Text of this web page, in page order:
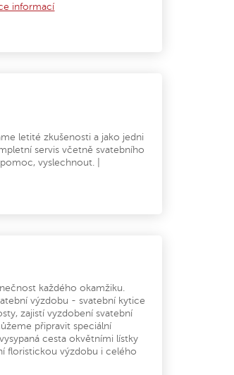
informací
letité zkušenosti a jako jedni
servis včetně svatebního
vyslechnout. |
každého okamžiku.
výzdobu - svatební kytice
zajistí vyzdobení svatební
připravit speciální
cesta okvětními lístky
floristickou výzdobu i celého